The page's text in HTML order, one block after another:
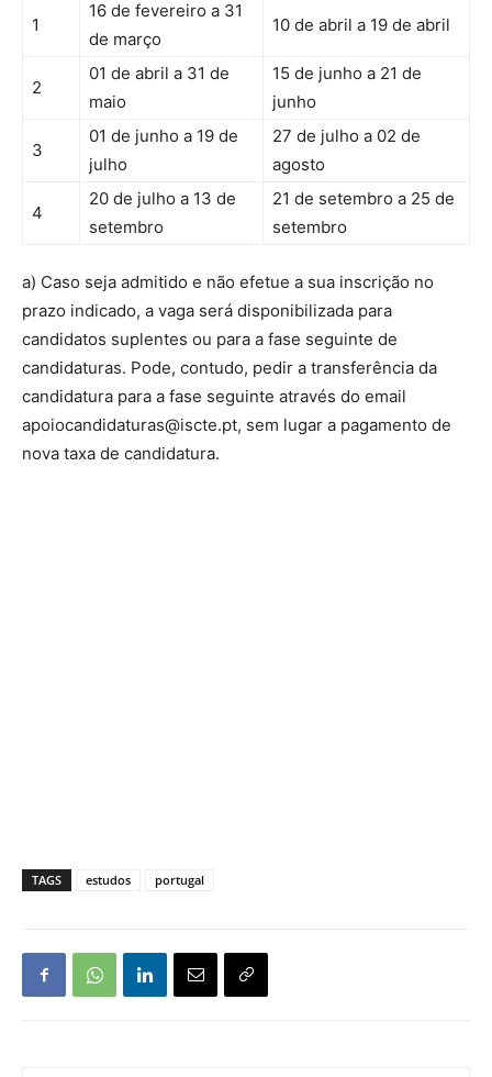
1
16 de fevereiro a 31
de março
10 de abril a 19 de abril
2
01 de abril a 31 de
maio
15 de junho a 21 de
junho
3
01 de junho a 19 de
julho
27 de julho a 02 de
agosto
4
20 de julho a 13 de
setembro
21 de setembro a 25 de
setembro
a) Caso seja admitido e não efetue a sua inscrição no
prazo indicado, a vaga será disponibilizada para
candidatos suplentes ou para a fase seguinte de
candidaturas. Pode, contudo, pedir a transferência da
candidatura para a fase seguinte através do email
apoiocandidaturas@iscte.pt, sem lugar a pagamento de
nova taxa de candidatura.
TAGS estudos portugal